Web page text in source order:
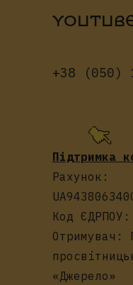
+38 (050)
Підтримка
Рахунок:
Код ЄДРПОУ:
Отримувач:
«Джерело»